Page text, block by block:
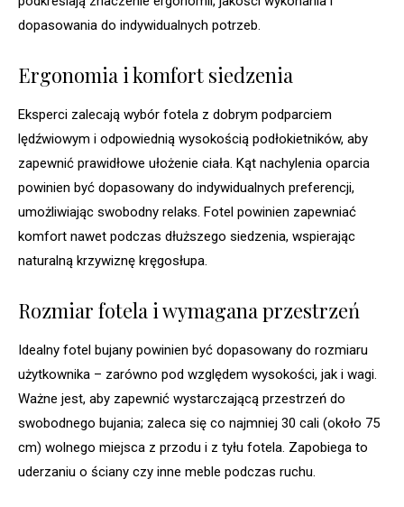
dopasowania do indywidualnych potrzeb.
Ergonomia i komfort siedzenia
Eksperci zalecają wybór fotela z dobrym podparciem
lędźwiowym i odpowiednią wysokością podłokietników, aby
zapewnić prawidłowe ułożenie ciała. Kąt nachylenia oparcia
powinien być dopasowany do indywidualnych preferencji,
umożliwiając swobodny relaks. Fotel powinien zapewniać
komfort nawet podczas dłuższego siedzenia, wspierając
naturalną krzywiznę kręgosłupa.
Rozmiar fotela i wymagana przestrzeń
Idealny fotel bujany powinien być dopasowany do rozmiaru
użytkownika – zarówno pod względem wysokości, jak i wagi.
Ważne jest, aby zapewnić wystarczającą przestrzeń do
swobodnego bujania; zaleca się co najmniej 30 cali (około 75
cm) wolnego miejsca z przodu i z tyłu fotela. Zapobiega to
uderzaniu o ściany czy inne meble podczas ruchu.